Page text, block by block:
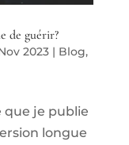
de guérir?
2023| Blog,
que je publie
longue